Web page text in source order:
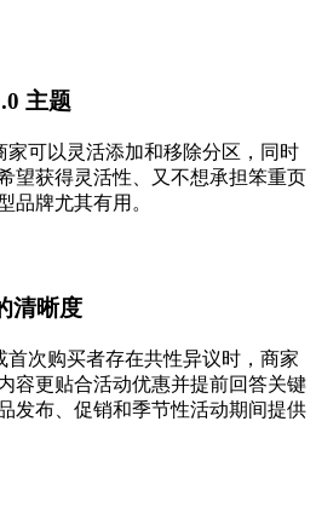
主题
家可以灵活添加和移除分区，同时
望获得灵活性、又不想承担笨重页
品牌尤其有用。
清晰度
首次购买者存在共性异议时，商家
容更贴合活动优惠并提前回答关键
发布、促销和季节性活动期间提供